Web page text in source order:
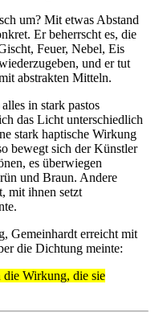
um? Mit etwas Abstand
Er beherrscht es, die
Feuer, Nebel, Eis
und er tut
abstrakten Mitteln.
in stark pastos
das Licht unterschiedlich
stark haptische Wirkung
bewegt sich der Künstler
es überwiegen
und Braun. Andere
mit ihnen setzt
Gemeinhardt erreicht mit
die Dichtung meinte:
die Wirkung, die sie